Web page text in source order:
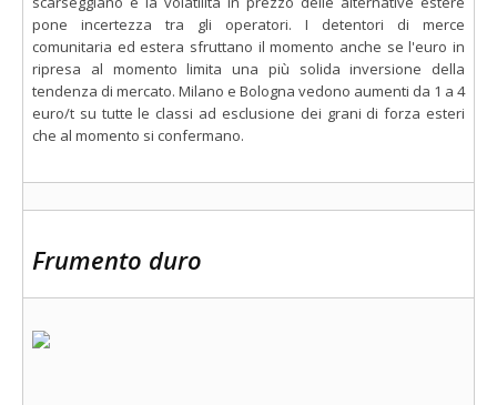
pone incertezza tra gli operatori. I detentori di merce
comunitaria ed estera sfruttano il momento anche se l'euro in
ripresa al momento limita una più solida inversione della
tendenza di mercato. Milano e Bologna vedono aumenti da 1 a 4
euro/t su tutte le classi ad esclusione dei grani di forza esteri
che al momento si confermano.
Frumento duro